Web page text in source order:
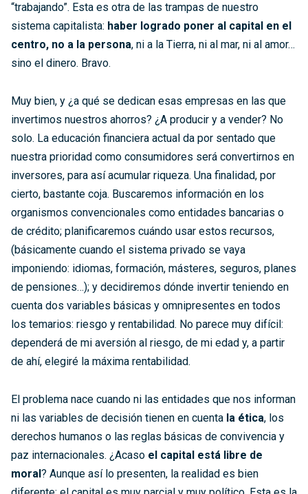
“trabajando”. Esta es otra de las trampas de nuestro
sistema capitalista: haber logrado poner al capital en el
centro, no a la persona, ni a la Tierra, ni al mar, ni al amor…
sino el dinero. Bravo.
Muy bien, y ¿a qué se dedican esas empresas en las que
invertimos nuestros ahorros? ¿A producir y a vender? No
solo. La educación financiera actual da por sentado que
nuestra prioridad como consumidores será convertirnos en
inversores, para así acumular riqueza. Una finalidad, por
cierto, bastante coja. Buscaremos información en los
organismos convencionales como entidades bancarias o
de crédito; planificaremos cuándo usar estos recursos,
(básicamente cuando el sistema privado se vaya
imponiendo: idiomas, formación, másteres, seguros, planes
de pensiones…); y decidiremos dónde invertir teniendo en
cuenta dos variables básicas y omnipresentes en todos
los temarios: riesgo y rentabilidad. No parece muy difícil:
dependerá de mi aversión al riesgo, de mi edad y, a partir
de ahí, elegiré la máxima rentabilidad.
El problema nace cuando ni las entidades que nos informan
ni las variables de decisión tienen en cuenta la ética, los
derechos humanos o las reglas básicas de convivencia y
paz internacionales. ¿Acaso el capital está libre de
moral? Aunque así lo presenten, la realidad es bien